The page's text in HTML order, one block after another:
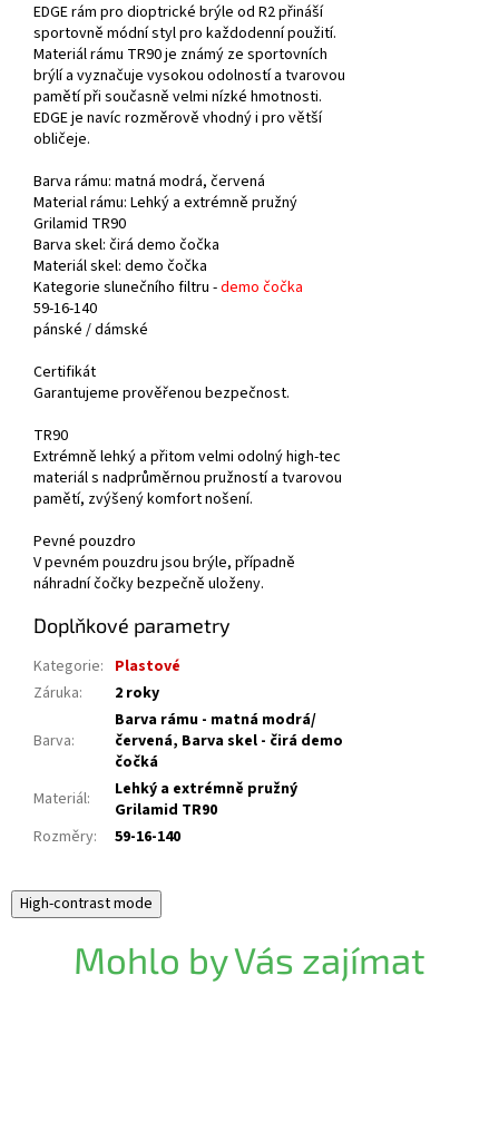
EDGE rám pro dioptrické brýle od R2 přináší
sportovně módní styl pro každodenní použití.
Materiál rámu TR90 je známý ze sportovních
brýlí a vyznačuje vysokou odolností a tvarovou
pamětí při současně velmi nízké hmotnosti.
EDGE je navíc rozměrově vhodný i pro větší
obličeje.
Barva rámu: matná modrá, červená
Material rámu: Lehký a extrémně pružný
Grilamid TR90
Barva skel: čirá demo čočka
Materiál skel: demo čočka
Kategorie slunečního filtru -demo čočka
59-16-140
pánské /dámské
Certifikát
Garantujeme prověřenou bezpečnost.
TR90
Extrémně lehký a přitom velmi odolný high-tec
materiál s nadprůměrnou pružností a tvarovou
pamětí, zvýšený komfort nošení.
Pevné pouzdro
V pevném pouzdru jsou brýle, případně
náhradní čočky bezpečně uloženy.
Doplňkové parametry
Kategorie: Plastové
Záruka: 2 roky
Barva:
Barva rámu - matná modrá/
červená, Barva skel - čirá demo
čočká
Materiál:
Lehký a extrémně pružný
Grilamid TR90
Rozměry: 59-16-140
High-contrast mode
Mohlo by Vás zajímat